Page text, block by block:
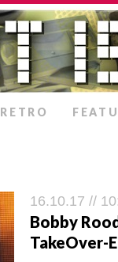
RETRO
16.10.17 //
Bobby
TakeOver-